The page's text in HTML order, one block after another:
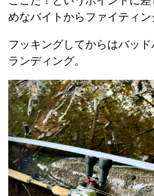
めなバイトからファイティン
フッキングしてからはバッ
ランディング。